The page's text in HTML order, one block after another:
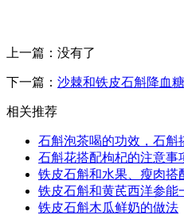
上一篇：没有了
下一篇： 沙棘和铁皮石斛降血
相关推荐
石斛泡茶喝的功效，石斛
石斛花搭配枸杞的注意事
铁皮石斛和水果、瘦肉搭
铁皮石斛和黄芪西洋参能
铁皮石斛木瓜鲜奶的做法